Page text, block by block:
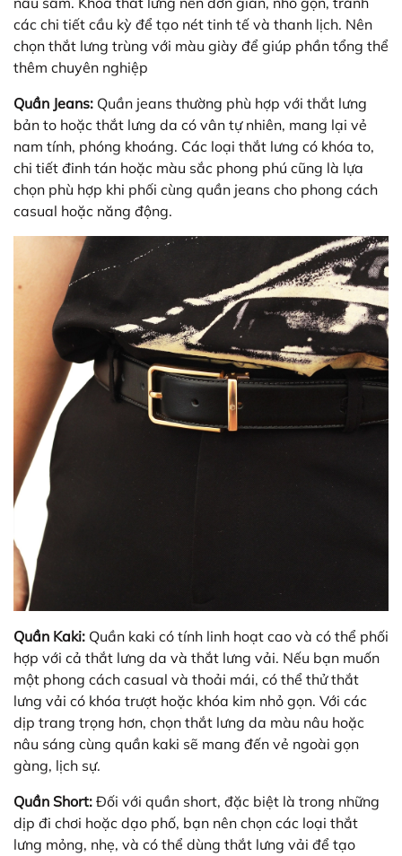
các chi tiết cầu kỳ để tạo nét tinh tế và thanh lịch. Nên
chọn thắt lưng trùng với màu giày để giúp phần tổng thể
thêm chuyên nghiệp
Quần Jeans: Quần jeans thường phù hợp với thắt lưng
bản to hoặc thắt lưng da có vân tự nhiên, mang lại vẻ
nam tính, phóng khoáng. Các loại thắt lưng có khóa to,
chi tiết đinh tán hoặc màu sắc phong phú cũng là lựa
chọn phù hợp khi phối cùng quần jeans cho phong cách
casual hoặc năng động.
Quần Kaki: Quần kaki có tính linh hoạt cao và có thể phối
hợp với cả thắt lưng da và thắt lưng vải. Nếu bạn muốn
một phong cách casual và thoải mái, có thể thử thắt
lưng vải có khóa trượt hoặc khóa kim nhỏ gọn. Với các
dịp trang trọng hơn, chọn thắt lưng da màu nâu hoặc
nâu sáng cùng quần kaki sẽ mang đến vẻ ngoài gọn
gàng, lịch sự.
Quần Short: Đối với quần short, đặc biệt là trong những
dịp đi chơi hoặc dạo phố, bạn nên chọn các loại thắt
lưng mỏng, nhẹ, và có thể dùng thắt lưng vải để tạo